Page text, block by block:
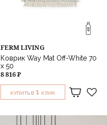
FERM LIVING
Коврик Way Mat Off-White 70
х 50
8 816 ₽
КУПИТЬ В 1 КЛИК